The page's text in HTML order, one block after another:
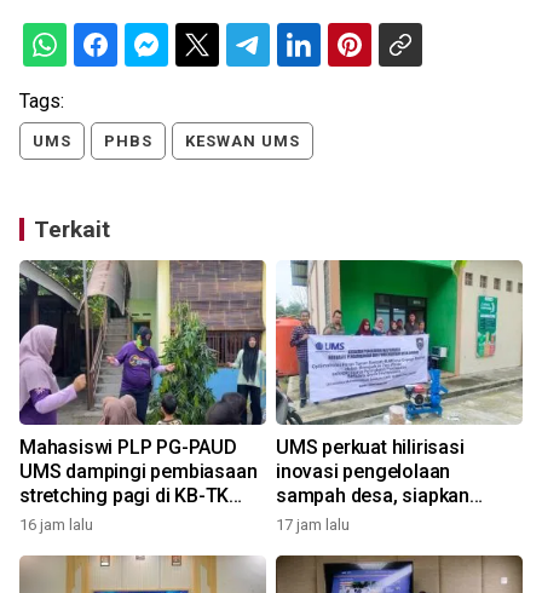
Tags:
UMS PHBS KESWAN UMS
Terkait
Mahasiswi PLP PG-PAUD
UMS dampingi pembiasaan
stretching pagi di KB-TK
Alam Surya Mentari
16 jam lalu
UMS perkuat hilirisasi
inovasi pengelolaan
sampah desa, siapkan
model ekonomi sirkular
17 jam lalu